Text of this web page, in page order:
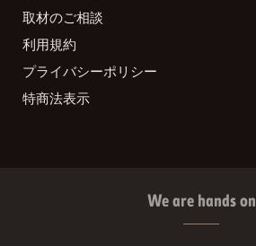
取材のご相談
利用規約
プライバシーポリシー
特商法表示
We are hands on